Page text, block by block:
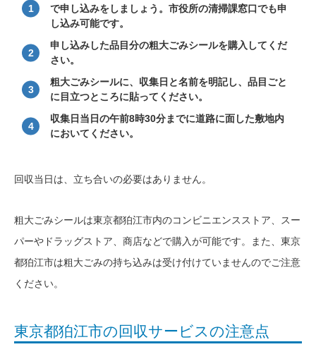
で申し込みをしましょう。市役所の清掃課窓口でも申
し込み可能です。
申し込みした品目分の粗大ごみシールを購入してくだ
さい。
粗大ごみシールに、収集日と名前を明記し、品目ごと
に目立つところに貼ってください。
収集日当日の午前8時30分までに道路に面した敷地内
においてください。
回収当日は、立ち合いの必要はありません。
粗大ごみシールは東京都狛江市内のコンビニエンスストア、スー
パーやドラッグストア、商店などで購入が可能です。また、東京
都狛江市は粗大ごみの持ち込みは受け付けていませんのでご注意
ください。
東京都狛江市の回収サービスの注意点